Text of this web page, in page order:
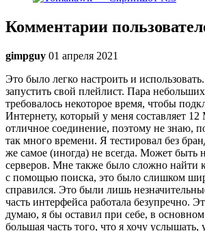
Комментарии
gimpguy 01 апреля 2021
Это было легко настроить и
запустить свой плейлист. Пара
требовалось некоторое время, чтобы
Интернету, который у меня составляет
отличное соединение, поэтому не знаю,
так много времени. Я тестировал без
же самое (иногда) не всегда. Может быть
серверов. Мне также было сложно найти
с помощью поиска, это было слишком
справился. Это были лишь
часть интерфейса работала безупречно.
думаю, я бы оставил при себе, в
большая часть того, что я хочу услышать,